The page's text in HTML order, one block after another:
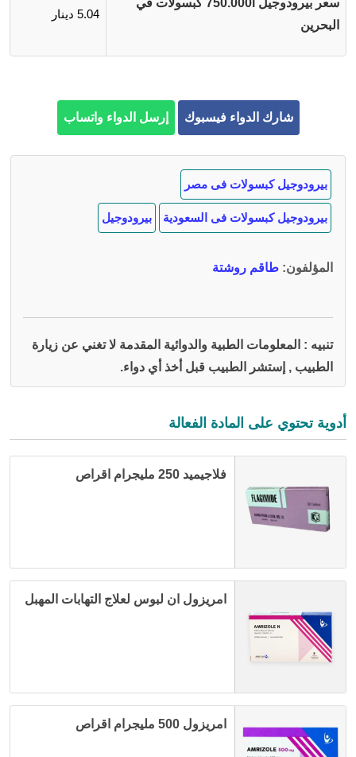
البحرين
5.04 دينار
شارك الدواء فيسبوك إرسل الدواء واتساب
بيرودوجيل كبسولات فى مصر
بيرودوجيل كبسولات فى السعودية بيرودوجيل
المؤلفون: طاقم روشتة
تنبيه : المعلومات الطبية والدوائية المقدمة لا تغني عن زيارة
الطبيب , إستشر الطبيب قبل أخذ أي دواء.
أدوية تحتوي على المادة الفعالة
فلاجيميد 250 مليجرام اقراص
امريزول ان لبوس لعلاج التهابات المهبل
امريزول 500 مليجرام اقراص